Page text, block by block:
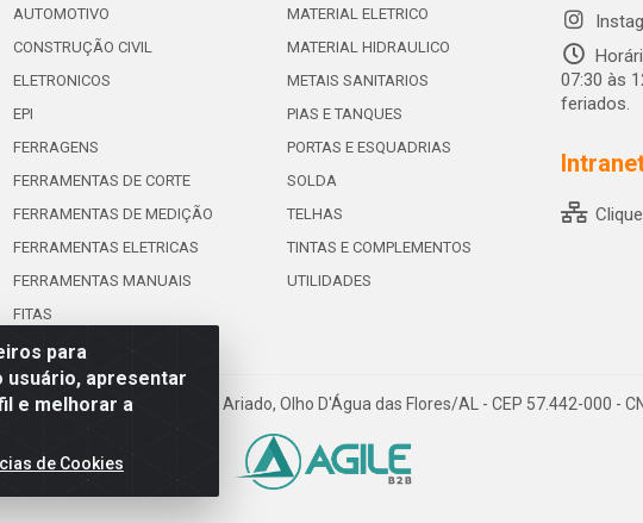
para
usuário, apresentar
e melhorar a
de Cookies
AUTOMOTIVO
CONSTRUÇÃO CIVIL
ELETRONICOS
EPI
FERRAGENS
FERRAMENTAS DE CORTE
FERRAMENTAS DE MEDIÇÃO
FERRAMENTAS ELETRICAS
FERRAMENTAS MANUAIS
FITAS
MATERIAL ELETRICO
MATERIAL HIDRAULICO
METAIS SANITARIOS
PIAS E TANQUES
PORTAS E ESQUADRIAS
SOLDA
TELHAS
TINTAS E COMPLEMENTOS
UTILIDADES
07:30 às
feriados.
Jose de Souza Leite, 265 - Ariado, Olho D'Água das Flores/AL - CEP 57.442-000 -